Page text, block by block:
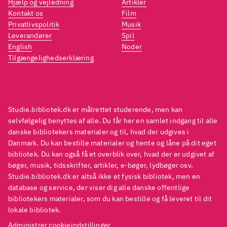
har mere styr på tingene end de
selv har og her er et sympatisk
portræt af en populær pige, der
ikke kun har det nemt. Bogen er
let læst, spændende og
Andre serier om veninder
kunne være Ellen Holmboes
"BITZ" med fx De seje tøsers
klubeller Carlsens
"Sommerfugleserie".
Anbefales varmt til
børnebiblioteker alle steder.
Hvis man ikke har de første
klub
Studie.bibliotek.dk er målrettet studerende, men kan
selvfølgelig benyttes af alle. Du får her en samlet indgang til alle
danske bibliotekers materialer og til, hvad der udgives i
Danmark. Du kan bestille materialer og hente og låne på dit eget
bibliotek. Du kan også få et overblik over, hvad der er udgivet af
bøger, musik, tidsskrifter, artikler, e-bøger, lydbøger osv.
Studie.bibliotek.dk er altså ikke et fysisk bibliotek, men en
database og service, der viser dig alle danske offentlige
bibliotekers materialer, som du kan bestille og få leveret til dit
lokale bibliotek.
Administrer cookieindstillinger
Hjælp og vejledning
Kontakt os
Privatlivspolitik
Leverandører
English
Tilgængelighedserklæring
Artikler
Film
Musik
Spil
Noder